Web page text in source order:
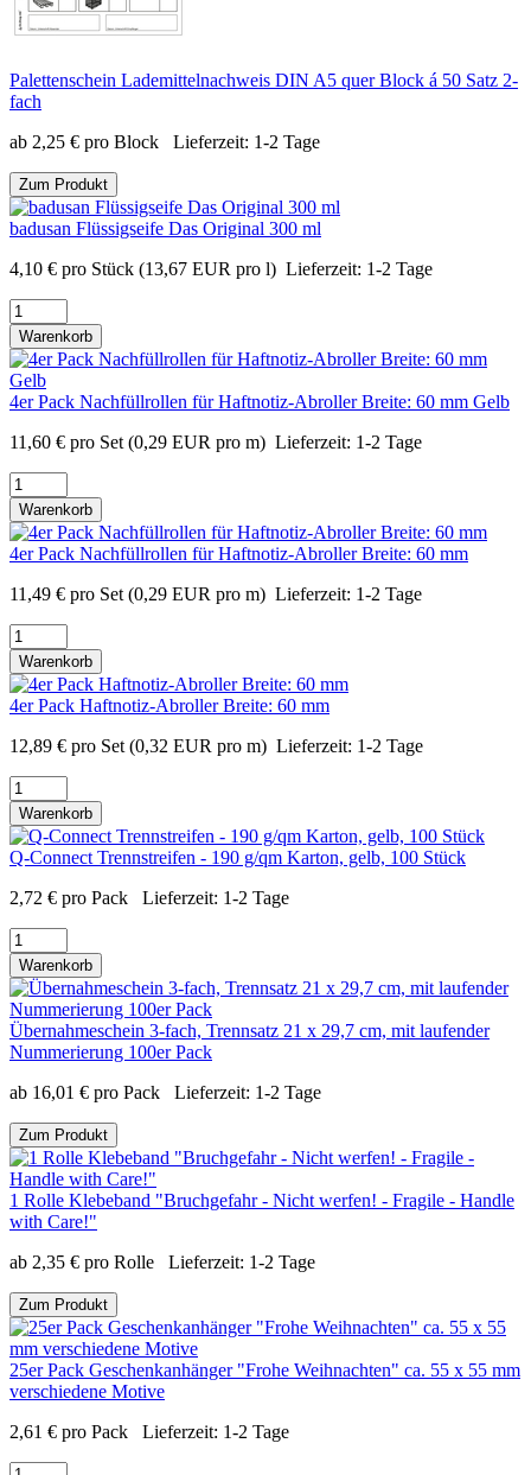
Palettenschein Lademittelnachweis DIN A5 quer Block á 50 Satz 2-
fach
ab 2,25 € pro Block Lieferzeit: 1-2 Tage
Zum Produkt
badusan Flüssigseife Das Original 300 ml
4,10 € pro Stück (13,67 EUR pro l) Lieferzeit: 1-2 Tage
Warenkorb
4er Pack Nachfüllrollen für Haftnotiz-Abroller Breite: 60 mm Gelb
11,60 € pro Set (0,29 EUR pro m) Lieferzeit: 1-2 Tage
Warenkorb
4er Pack Nachfüllrollen für Haftnotiz-Abroller Breite: 60 mm
11,49 € pro Set (0,29 EUR pro m) Lieferzeit: 1-2 Tage
Warenkorb
4er Pack Haftnotiz-Abroller Breite: 60 mm
12,89 € pro Set (0,32 EUR pro m) Lieferzeit: 1-2 Tage
Warenkorb
Q-Connect Trennstreifen - 190 g/qm Karton, gelb, 100 Stück
2,72 € pro Pack Lieferzeit: 1-2 Tage
Warenkorb
Übernahmeschein 3-fach, Trennsatz 21 x 29,7 cm, mit laufender
Nummerierung 100er Pack
ab 16,01 € pro Pack Lieferzeit: 1-2 Tage
Zum Produkt
1 Rolle Klebeband "Bruchgefahr - Nicht werfen! - Fragile - Handle
with Care!"
ab 2,35 € pro Rolle Lieferzeit: 1-2 Tage
Zum Produkt
25er Pack Geschenkanhänger "Frohe Weihnachten" ca. 55 x 55 mm
verschiedene Motive
2,61 € pro Pack Lieferzeit: 1-2 Tage